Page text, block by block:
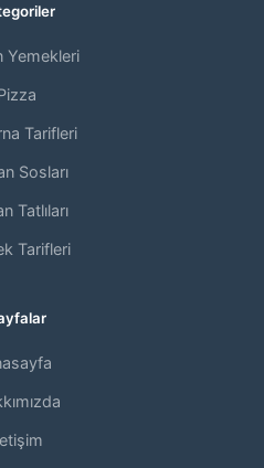
Yemekleri
Tarifleri
Sosları
Tatlıları
Tarifleri